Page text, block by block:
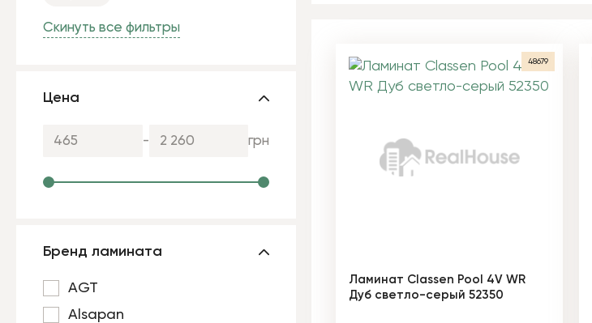
Скинуть все фильтры
Цена
- грн
Бренд ламината
AGT
Alsapan
48679
Ламинат Classen Pool 4V WR
Дуб светло-серый 52350